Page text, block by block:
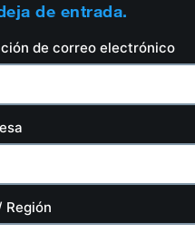
de entrada.
de correo electrónico
Región